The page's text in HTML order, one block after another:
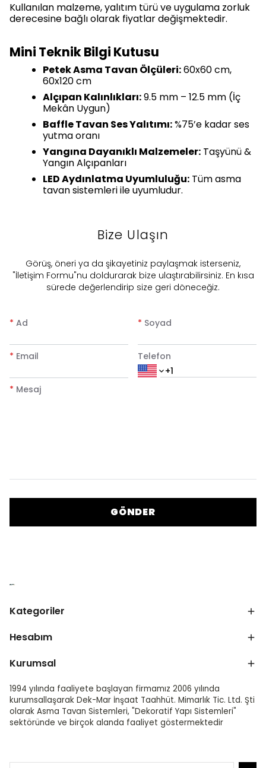
Kullanılan malzeme, yalıtım türü ve uygulama zorluk
derecesine bağlı olarak fiyatlar değişmektedir.
Mini Teknik Bilgi Kutusu
Petek Asma Tavan Ölçüleri:60x60 cm,
60x120 cm
Alçıpan Kalınlıkları:9.5 mm – 12.5 mm (İç
Mekân Uygun)
Baffle Tavan Ses Yalıtımı:%75’e kadar ses
yutma oranı
Yangına Dayanıklı Malzemeler: Taşyünü &
Yangın Alçıpanları
LED Aydınlatma Uyumluluğu: Tüm asma
tavan sistemleri ile uyumludur.
Bize Ulaşın
​Görüş, öneri ya da şikayetiniz paylaşmak isterseniz,
"İletişim Formu"nu doldurarak bize ulaştırabilirsiniz. En kısa
sürede değerlendirip size geri döneceğiz.
* Ad * Soyad
* Email Telefon
* Mesaj
GÖNDER
Kategoriler
Hesabım
Kurumsal
1994 yılında faaliyete başlayan firmamız 2006 yılında
kurumsallaşarak Dek-Mar İnşaat Taahhüt. Mimarlık Tic. Ltd. Şti
olarak Asma Tavan Sistemleri, "Dekoratif Yapı Sistemleri"
sektöründe ve birçok alanda faaliyet göstermektedir